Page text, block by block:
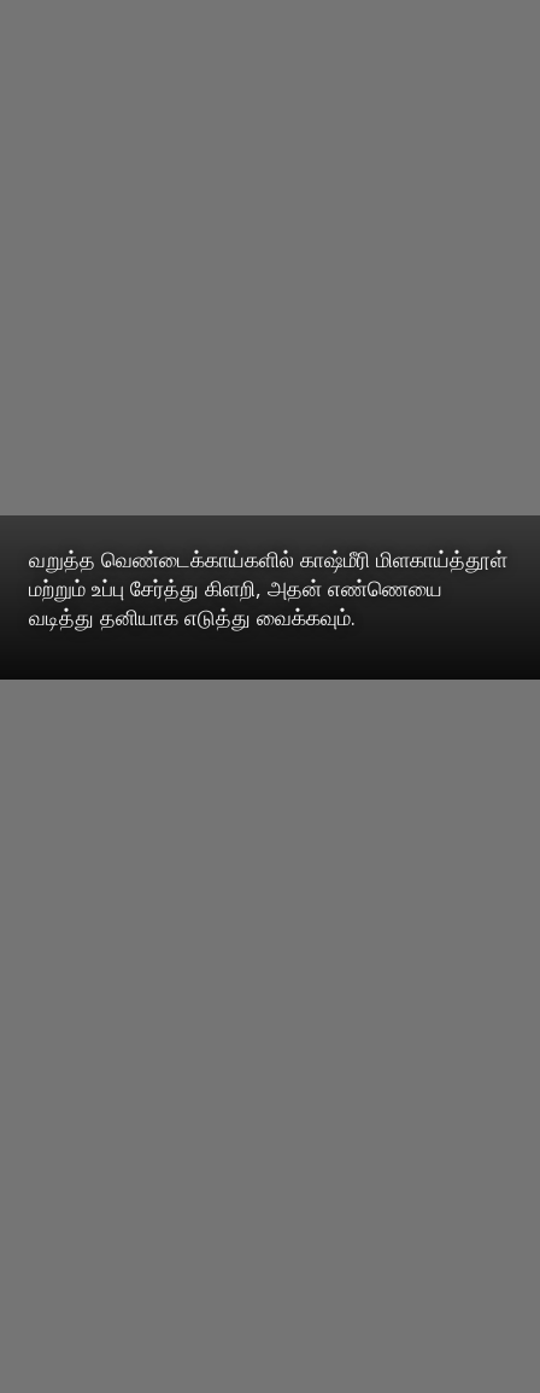
வறுத்த வெண்டைக்காய்களில் காஷ்மீரி மிளகாய்த்தூள்
மற்றும் உப்பு சேர்த்து கிளறி, அதன் எண்ணெயை
வடித்து தனியாக எடுத்து வைக்கவும்.